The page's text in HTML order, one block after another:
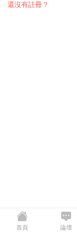
還沒有註冊？
首頁 論壇